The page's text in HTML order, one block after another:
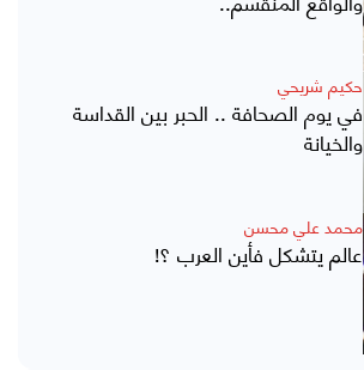
حكيم شريحي
في يوم الصحافة .. الحبر بين القداسة
والخيانة
محمد علي محسن
عالم يتشكل فأين العرب ؟!